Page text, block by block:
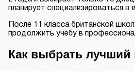
планирует специализироваться в
После 11 класса британской
продолжить учебу в
Как выбрать лучший